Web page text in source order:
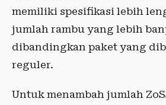
memiliki spesifikasi lebih
jumlah rambu yang lebih
dibandingkan paket yang
reguler.
Untuk menambah jumlah